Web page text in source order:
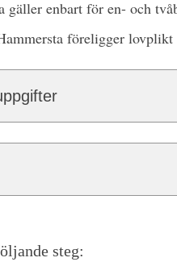
gäller enbart för en- och
föreligger lovplikt
steg: